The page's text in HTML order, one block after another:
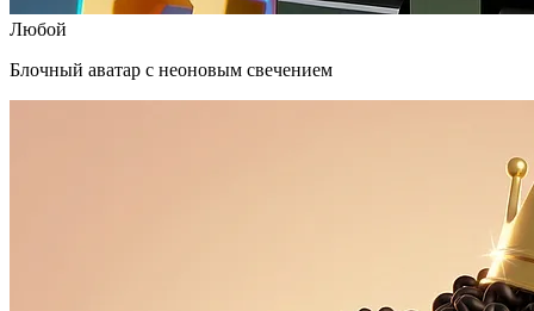
Любой
Блочный аватар с неоновым свечением